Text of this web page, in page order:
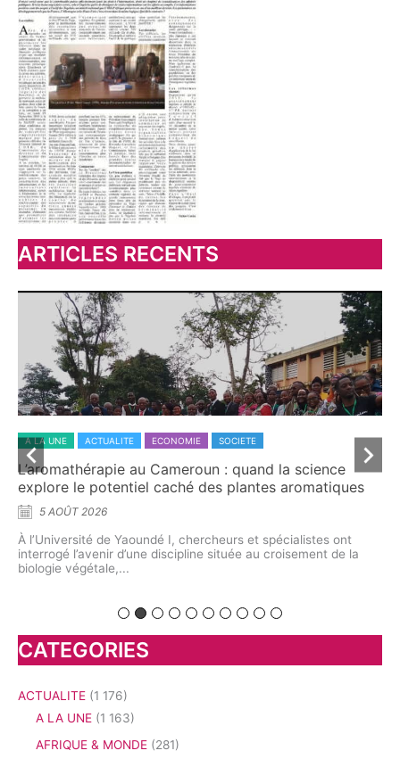
ARTICLES RECENTS
A LA UNE ACTUALITE ECONOMIE SOCIETE
L’aromathérapie au Cameroun : quand la science
explore le potentiel caché des plantes aromatiques
5 AOÛT 2026
À l’Université de Yaoundé I, chercheurs et spécialistes ont
interrogé l’avenir d’une discipline située au croisement de la
biologie végétale,...
CATEGORIES
ACTUALITE (1 176)
A LA UNE (1 163)
AFRIQUE & MONDE (281)